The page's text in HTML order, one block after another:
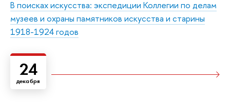
В поисках искусства: экспедиции Коллегии по делам
музеев и охраны памятников искусства и старины
1918-1924 годов
24
декабря